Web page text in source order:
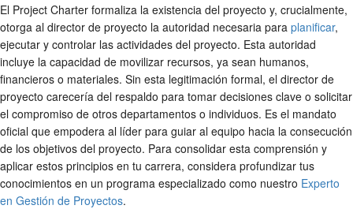
El Project Charter formaliza la existencia del proyecto y, crucialmente,
otorga al director de proyecto la autoridad necesaria para planificar,
ejecutar y controlar las actividades del proyecto. Esta autoridad
incluye la capacidad de movilizar recursos, ya sean humanos,
financieros o materiales. Sin esta legitimación formal, el director de
proyecto carecería del respaldo para tomar decisiones clave o solicitar
el compromiso de otros departamentos o individuos. Es el mandato
oficial que empodera al líder para guiar al equipo hacia la consecución
de los objetivos del proyecto. Para consolidar esta comprensión y
aplicar estos principios en tu carrera, considera profundizar tus
conocimientos en un programa especializado como nuestro Experto
en Gestión de Proyectos.